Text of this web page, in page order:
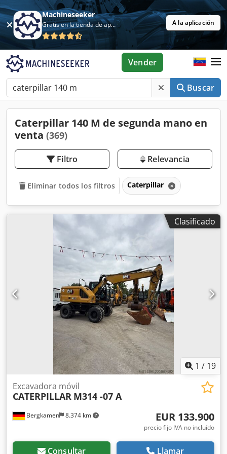
Machineseeker
Gratis en la tienda de aplicaciones A la aplicación
Buscar
Vender
Caterpillar 140 M de segunda mano en
venta (369)
Filtro Relevancia
Eliminar todos los filtros Caterpillar
Clasificado
1 / 19
Bergkamen 8.374 km
Excavadora móvil
CATERPILLAR M314 -07 A
EUR 133.900
precio fijo IVA no incluído
Consultar Llamar